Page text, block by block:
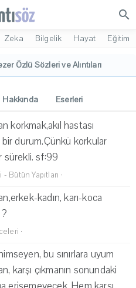
search
Zeka Bilgelik Hayat Eğitim
Özlü Sözleri ve Alıntıları
Hakkında
Eserleri
korkmak,akıl hastası
durum.Çünkü korkular
sürekli. sf:99
Bütün Yapıtları ·
kadın, karı-koca
·
bu sınırlara uyum
karşı çıkmanın sonundaki